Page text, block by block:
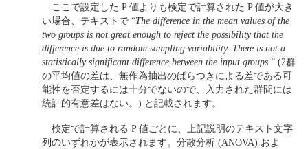
ここで設定した P 値よりも検定で計算された P 値が大き
い場合、テキストで “The difference in the mean values of the
two groups is not great enough to reject the possibility that the
difference is due to random sampling variability. There is not a
statistically significant difference between the input groups ” (2群
の平均値の差は、無作為抽出のばらつきによる差である可
能性を否定するには十分でないので、入力された群間には
統計的有意差はない。) と記載されます。
検定で計算される P 値ごとに、上記説明のテキスト文字
列のいずれかが表示されます。分散分析 (ANOVA) およ